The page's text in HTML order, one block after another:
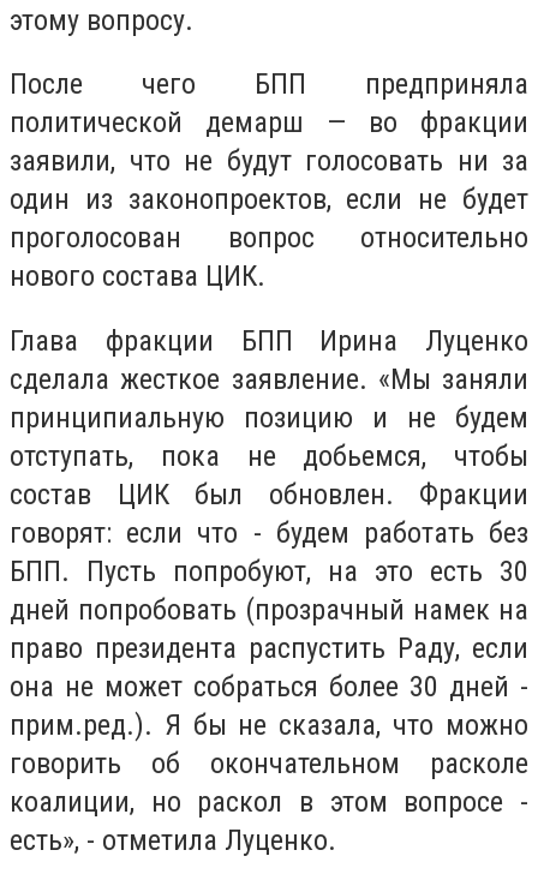
этому вопросу.
После чего БПП предприняла
политической демарш — во фракции
заявили, что не будут голосовать ни за
один из законопроектов, если не будет
проголосован вопрос относительно
нового состава ЦИК.
Глава фракции БПП Ирина Луценко
сделала жесткое заявление. «Мы заняли
принципиальную позицию и не будем
отступать, пока не добьемся, чтобы
состав ЦИК был обновлен. Фракции
говорят: если что - будем работать без
БПП. Пусть попробуют, на это есть 30
дней попробовать (прозрачный намек на
право президента распустить Раду, если
она не может собраться более 30 дней -
прим.ред.). Я бы не сказала, что можно
говорить об окончательном расколе
коалиции, но раскол в этом вопросе -
есть», - отметила Луценко.